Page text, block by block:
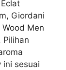
Giordani
Men
Pilihan
ini sesuai